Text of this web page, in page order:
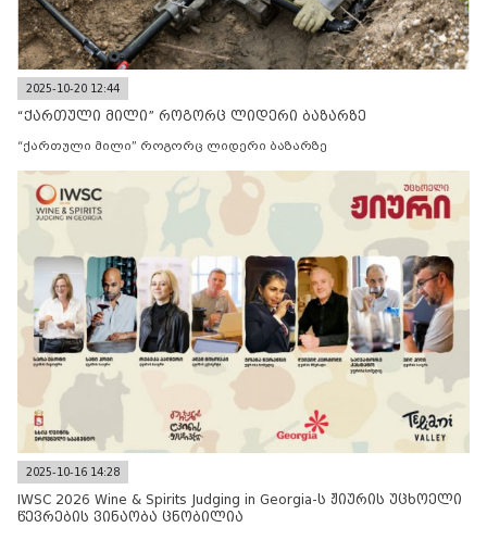
2025-10-20 12:44
“ქართული მილი” როგორც ლიდერი ბაზარზე
“ქართული მილი” როგორც ლიდერი ბაზარზე
2025-10-16 14:28
IWSC 2026 Wine & Spirits Judging in Georgia-ს ჟიურის უცხოელი
წევრების ვინაობა ცნობილია